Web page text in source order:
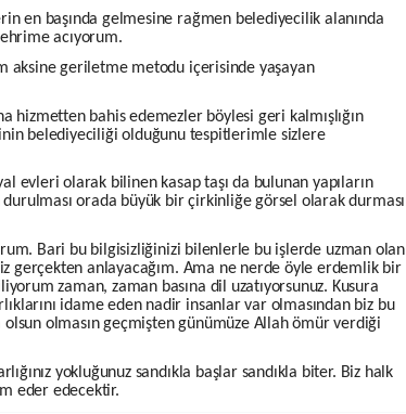
en başında gelmesine rağmen belediyecilik alanında
acıyorum.
aksine geriletme metodu içerisinde yaşayan
hizmetten bahis edemezler böylesi geri kalmışlığın
belediyeciliği olduğunu tespitlerimle sizlere
evleri olarak bilinen kasap taşı da bulunan yapıların
orada büyük bir çirkinliğe görsel olarak durması
Bari bu bilgisizliğinizi bilenlerle bu işlerde uzman olan
gerçekten anlayacağım. Ama ne nerde öyle erdemlik bir
zaman, zaman basına dil uzatıyorsunuz. Kusura
idame eden nadir insanlar var olmasından biz bu
olmasın geçmişten günümüze Allah ömür verdiği
yokluğunuz sandıkla başlar sandıkla biter. Biz halk
eder edecektir.